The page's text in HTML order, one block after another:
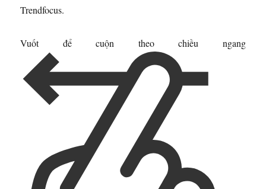
Trendfocus.
Vuốt để cuộn theo chiều ngang